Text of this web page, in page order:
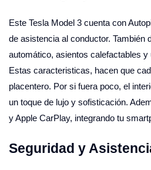
Este Tesla Model 3 cuenta con
de asistencia al conductor. También
automático, asientos calefactables y
Estas caracteristicas, hacen que
placentero. Por si fuera poco, el
un toque de lujo y sofisticación.
y Apple CarPlay, integrando tu
Seguridad y